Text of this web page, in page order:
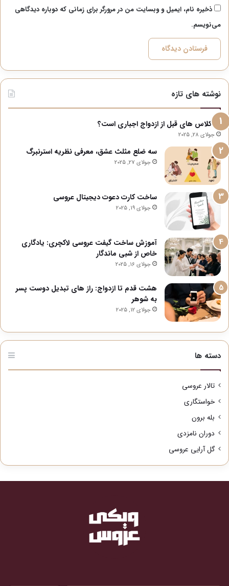
ذخیره نام، ایمیل و وبسایت من در مرورگر برای زمانی که دوباره دیدگاهی
می‌نویسم.
نوشته های تازه
آیا کلاس های قبل از ازدواج اجباری است؟
جولای 28, 2025
سه ضلع مثلث عشق، معرفی نظریه استرنبرگ
جولای 27, 2025
ساخت کارت دعوت دیجیتال عروسی
جولای 19, 2025
آموزش ساخت گیفت عروسی لاکچری: یادگاری
خاص از شبی ماندگار
جولای 16, 2025
هشت قدم تا ازدواج: راز های تبدیل دوست پسر
به شوهر
جولای 12, 2025
دسته ها
تالار عروسی
خواستگاری
بله برون
دوران نامزدی
گل آرایی عروسی